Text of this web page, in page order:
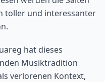
toller und interessanter
hat dieses
Musiktradition
verlorenen Kontext,